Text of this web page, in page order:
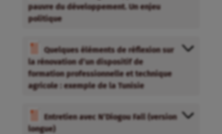
pauvre du développement. Un enjeu
politique
Quelques éléments de réflexion sur
la rénovation d’un dispositif de
formation professionnelle et technique
agricole : exemple de la Tunisie
Entretien avec N’Diogou Fall (version
longue)